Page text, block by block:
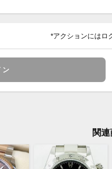
*アクションにはロ
ン
関